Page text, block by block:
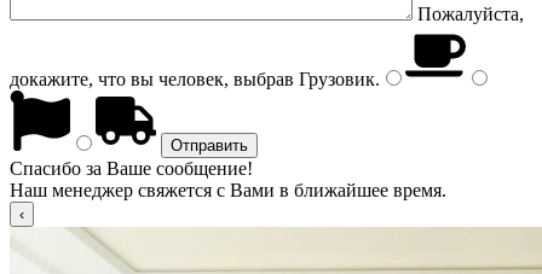
Пожалуйста,
докажите, что вы человек, выбрав Грузовик.
Спасибо за Ваше сообщение!
Наш менеджер свяжется с Вами в ближайшее время.